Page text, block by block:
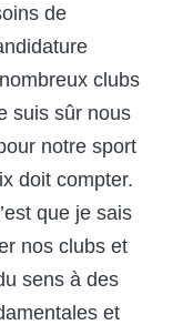
de
clubs
suis sûr nous
notre sport
doit compter.
que je sais
nos clubs et
sens à des
et